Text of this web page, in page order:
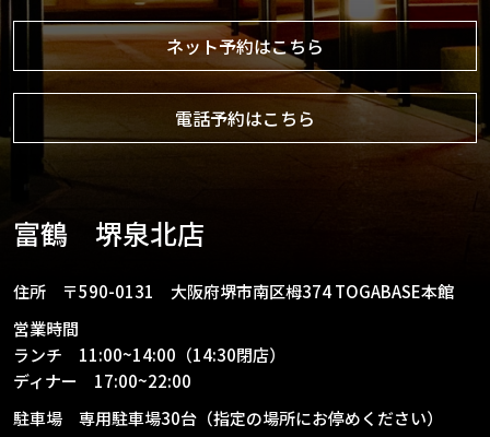
ネット予約はこちら
電話予約はこちら
富鶴 堺泉北店
住所 〒590-0131 大阪府堺市南区栂374 TOGABASE本館
営業時間
ランチ 11:00~14:00（14:30閉店）
ディナー 17:00~22:00
駐車場 専用駐車場30台（指定の場所にお停めください）